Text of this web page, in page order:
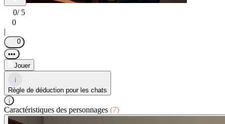
0/ 5
0
|
0
•••
Jouer
i
Règle de déduction pour les chats
i
Caractéristiques des personnages (7)